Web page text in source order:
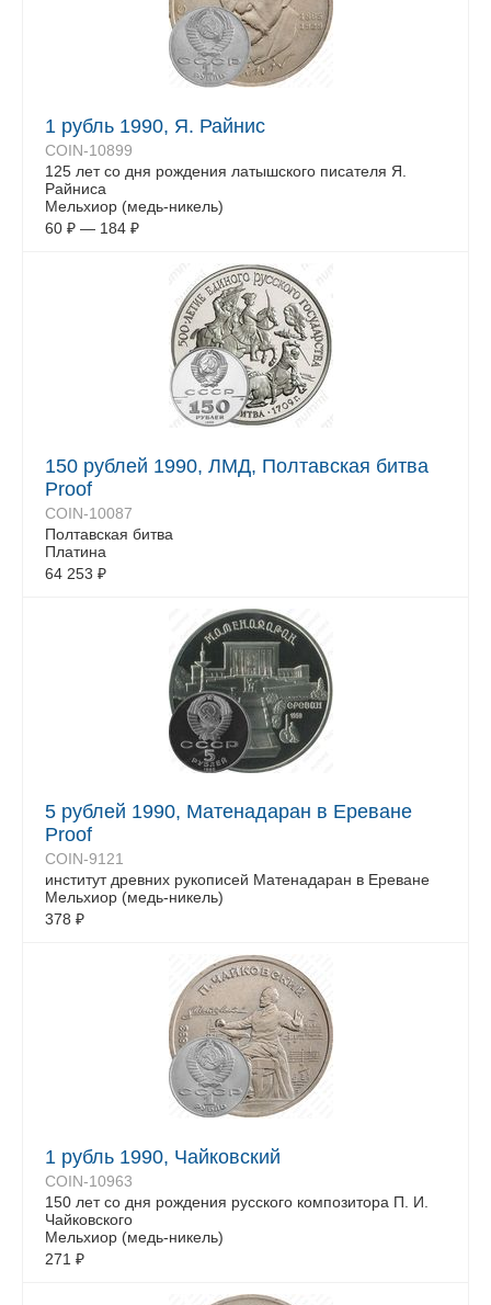
1 рубль 1990, Я. Райнис
COIN-10899
125 лет со дня рождения латышского писателя Я.
Райниса
Мельхиор (медь-никель)
60 ₽ — 184 ₽
150 рублей 1990, ЛМД, Полтавская битва
Proof
COIN-10087
Полтавская битва
Платина
64 253 ₽
5 рублей 1990, Матенадаран в Ереване
Proof
COIN-9121
институт древних рукописей Матенадаран в Ереване
Мельхиор (медь-никель)
378 ₽
1 рубль 1990, Чайковский
COIN-10963
150 лет со дня рождения русского композитора П. И.
Чайковского
Мельхиор (медь-никель)
271 ₽